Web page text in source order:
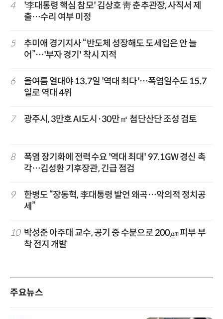
4
'李대통령 핵심 참모' 김상호 靑 춘추관장, 사직서 제
출…수리 여부 미정
5
추미애 경기지사 “반도체 성장해도 도세입은 안 늘
어”…'부자 경기' 착시 지적
6
올여름 열대야 13.7일 '역대 최다'…폭염일수도 15.7
일로 역대 4위
7 광주시, 3만호 AI도시·30만㎡ 첨단산단 조성 검토
8
폭염 장기화에 전력수요 '역대 최대' 97.1GW 경신 촉
각…김성환 기후장관, 긴급 점검
9
한병도 “장동혁, 李대통령 발언 왜곡…악의적 정치공
세”
10 박성준 아주대 교수, 공기 중 수분으로 200㎛ 피부 부
착 전지 개발
주요뉴스